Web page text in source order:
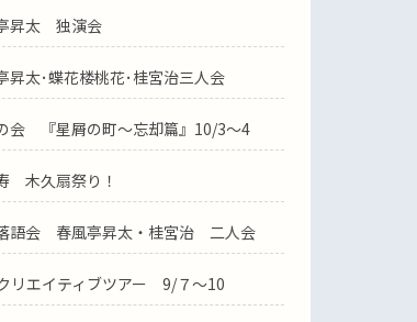
昇太 独演会
昇太･蝶花楼桃花･桂宮治三人会
会 『星屑の町～忘却篇』10/3～4
木久扇祭り！
語会 春風亭昇太・桂宮治 二人会
リエイティブツアー 9/７～10